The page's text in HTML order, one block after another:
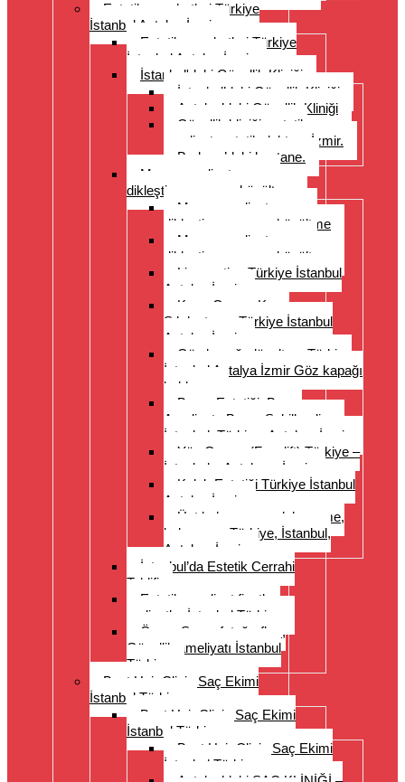
Estetik seyahatleri Türkiye
İstanbul Antalya İzmir
Estetik seyahatleri Türkiye
İstanbul Antalya İzmir
İstanbul'daki Güzellik Kliniği
İstanbul’daki Güzellik Kliniği
Antalya’daki Güzellik Kliniği
Güzellik kliniği, estetik
ameliyat, estetik doktoru İzmir.
Bodrum’daki hastane.
Meme ameliyatı: meme
dikleştirme, meme küçültme
Meme ameliyatı: meme
dikleştirme, meme küçültme
Meme ameliyatı: meme
dikleştirme, meme küçültme
Liposuction Türkiye İstanbul
Antalya İzmir
Karın Germe Karın
Sıkılaştırma Türkiye İstanbul
Antalya İzmir
Göz kapağı düzeltme Türkiye
İstanbul Antalya İzmir Göz kapağı
kaldırma
Burun Estetiği, Burun
Ameliyatı, Burun Şekillendirme
İstanbul, Türkiye, Antalya, İzmir
Yüz Germe (Facelift) Türkiye –
İstanbul – Antalya – İzmir
Kulak Estetiği Türkiye İstanbul
Antalya İzmir
Üst kol germe, uyluk germe,
kol germe, Türkiye, İstanbul,
Antalya, İzmir
İstanbul’da Estetik Cerrahi
Teklifi
Estetik ameliyat fiyatları
maliyetler İstanbul Türkiye
Önce- Sonra fotoğrafları,
Güzellik ameliyatı İstanbul
Türkiye
Best Hair Clinic Saç Ekimi
İstanbul Türkiye
Best Hair Clinic Saç Ekimi
İstanbul Türkiye
Best Hair Clinic Saç Ekimi
İstanbul Türkiye